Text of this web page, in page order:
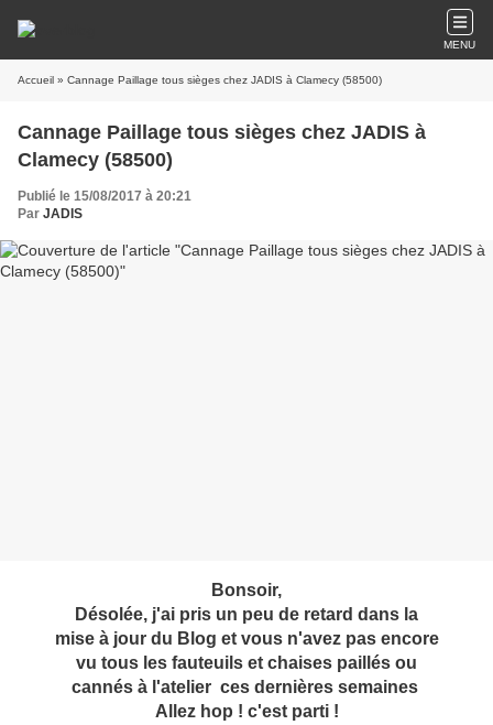
MENU
Accueil » Cannage Paillage tous sièges chez JADIS à Clamecy (58500)
Cannage Paillage tous sièges chez JADIS à
Clamecy (58500)
Publié le 15/08/2017 à 20:21
Par JADIS
Bonsoir,
Désolée, j'ai pris un peu de retard dans la
mise à jour du Blog et vous n'avez pas encore
vu tous les fauteuils et chaises paillés ou
cannés à l'atelier ces dernières semaines
Allez hop ! c'est parti !